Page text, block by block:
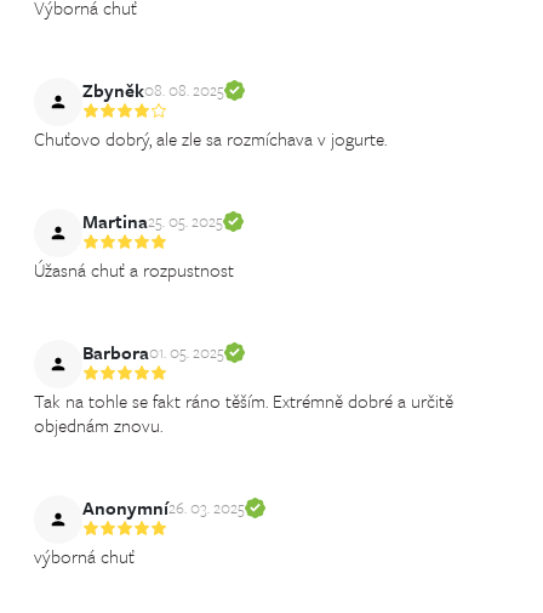
Výborná chuť
Zbyněk08. 08. 2025
Chuťovo dobrý, ale zle sa rozmíchava v jogurte.
Martina25. 05. 2025
Úžasná chuť a rozpustnost
Barbora01. 05. 2025
Tak na tohle se fakt ráno těším. Extrémně dobré a určitě
objednám znovu.
Anonymní26. 03. 2025
výborná chuť